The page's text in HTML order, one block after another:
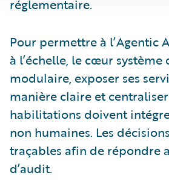
réglementaire.
Pour permettre à l’Agentic
à l’échelle, le cœur
modulaire, exposer ses
manière claire et centraliser
habilitations doivent
non humaines. Les
traçables afin de répondre
d’audit.